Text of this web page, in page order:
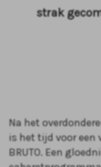
strak
Na het
is het tijd voor een
BRUTO. Een